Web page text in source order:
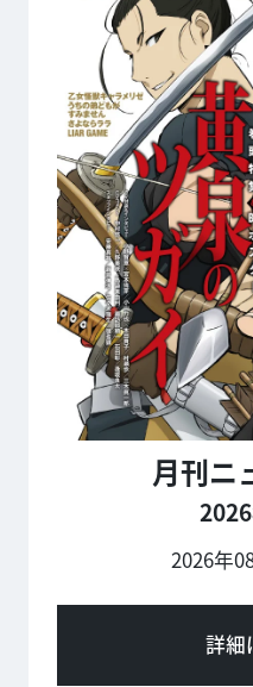
月刊ニ
2026年
詳細